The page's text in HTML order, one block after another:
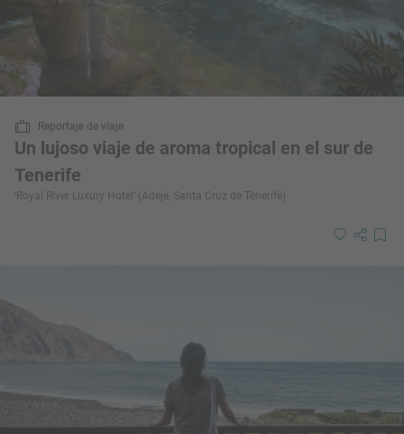
Reportaje de viaje
Un lujoso viaje de aroma tropical en el sur de
Tenerife
‘Royal River Luxury Hotel’ (Adeje, Santa Cruz de Tenerife)